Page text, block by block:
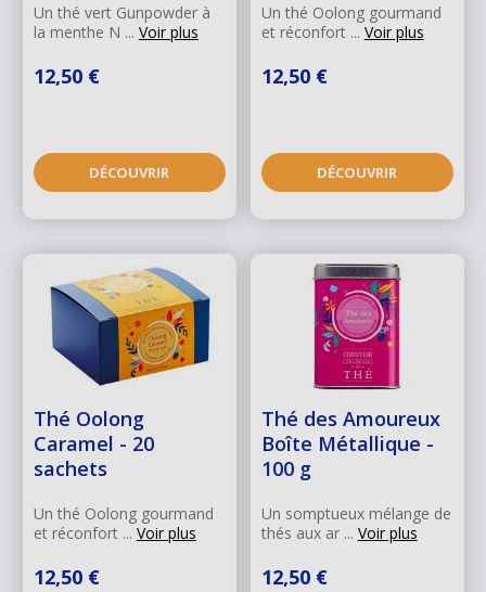
Un thé vert Gunpowder à
la menthe N ... Voir plus
12,50 €
DÉCOUVRIR
Un thé Oolong gourmand
et réconfort ... Voir plus
12,50 €
DÉCOUVRIR
Thé Oolong
Caramel - 20
sachets
Un thé Oolong gourmand
et réconfort ... Voir plus
12,50 €
Thé des Amoureux
Boîte Métallique -
100 g
Un somptueux mélange de
thés aux ar ... Voir plus
12,50 €